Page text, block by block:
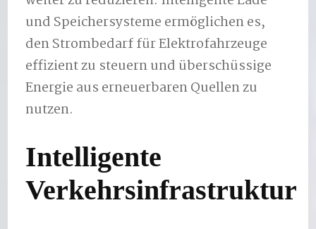
und Speichersysteme ermöglichen es,
den Strombedarf für Elektrofahrzeuge
effizient zu steuern und überschüssige
Energie aus erneuerbaren Quellen zu
nutzen.
Intelligente
Verkehrsinfrastruktur